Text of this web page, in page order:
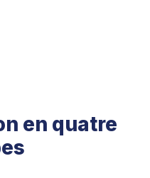
en quatre